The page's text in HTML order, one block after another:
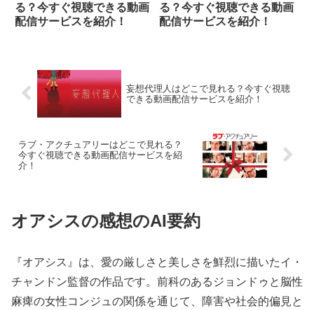
る？今すぐ視聴できる動画
配信サービスを紹介！
る？今すぐ視聴できる動画
配信サービスを紹介！
妄想代理人はどこで見れる？今すぐ視聴
できる動画配信サービスを紹介！
ラブ・アクチュアリーはどこで見れる？
今すぐ視聴できる動画配信サービスを紹
介！
オアシスの感想のAI要約
『オアシス』は、愛の厳しさと美しさを鮮烈に描いたイ・
チャンドン監督の作品です。前科のあるジョンドゥと脳性
麻痺の女性コンジュの関係を通じて、障害や社会的偏見と